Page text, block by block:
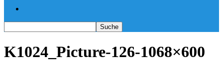
K1024_Picture-126-1068×600